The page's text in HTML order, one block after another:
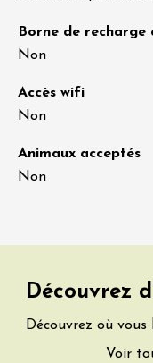
Borne de recharge
Non
Accès wifi
Non
Animaux acceptés
Non
Découvrez
Découvrez où
Voir